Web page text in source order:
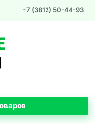
+7 (3812) 50-44-93